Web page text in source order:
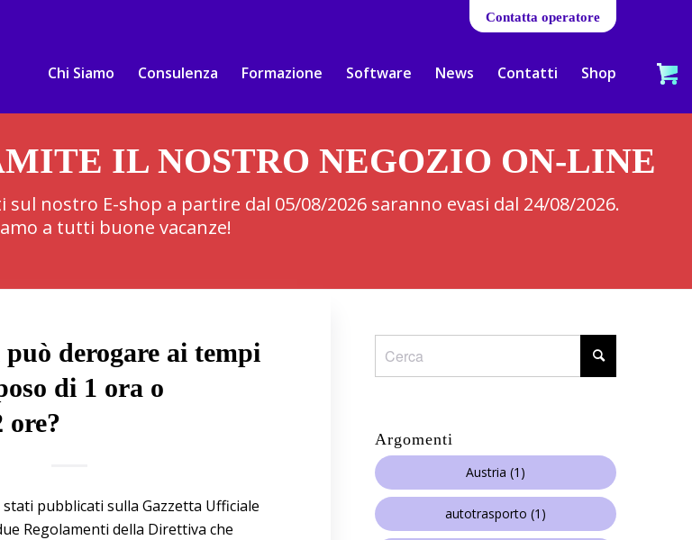
Contatta operatore
Chi Siamo Consulenza Formazione Software News Contatti Shop
IL NOSTRO NEGOZIO ON-LINE
nostro E-shop a partire dal 05/08/2026 saranno evasi dal 24/08/2026.
a tutti buone vacanze!
può derogare ai tempi
di 1 ora o
pubblicati sulla Gazzetta Ufficiale
Regolamenti della Direttiva che
Argomenti
Austria (1)
autotrasporto (1)